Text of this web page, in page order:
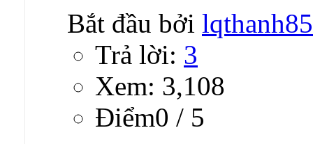
Bắt đầu bởi
Trả lời: 3
Xem: 3,108
Ðiểm0 / 5